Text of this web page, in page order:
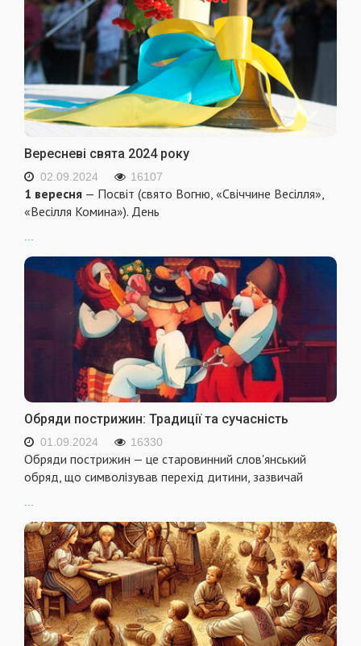
Вересневі свята 2024 року
02.09.2024 16107
1 вересня — Посвіт (свято Вогню, «Свіччине Весілля»,
«Весілля Комина»). День
...
Обряди пострижин: Традиції та сучасність
01.09.2024 16330
Обряди пострижин — це старовинний слов'янський
обряд, що символізував перехід дитини, зазвичай